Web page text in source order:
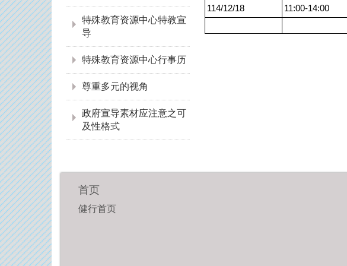
特殊教育资源中心特教宣
导
特殊教育资源中心行事历
尊重多元的视角
政府宣导素材应注意之可
及性格式
114/12/18 11:00-14:00
首页
健行首页